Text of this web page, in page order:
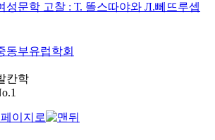
성문학 고찰 : Т. 똘스따야와 Л.뻬뜨루셉
동부유럽학회
칸학